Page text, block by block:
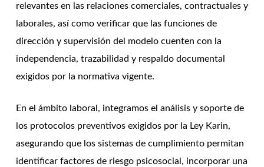
relevantes en las relaciones comerciales, contractuales y
laborales, así como verificar que las funciones de
dirección y supervisión del modelo cuenten con la
independencia, trazabilidad y respaldo documental
exigidos por la normativa vigente.
En el ámbito laboral, integramos el análisis y soporte de
los protocolos preventivos exigidos por la Ley Karin,
asegurando que los sistemas de cumplimiento permitan
identificar factores de riesgo psicosocial, incorporar una